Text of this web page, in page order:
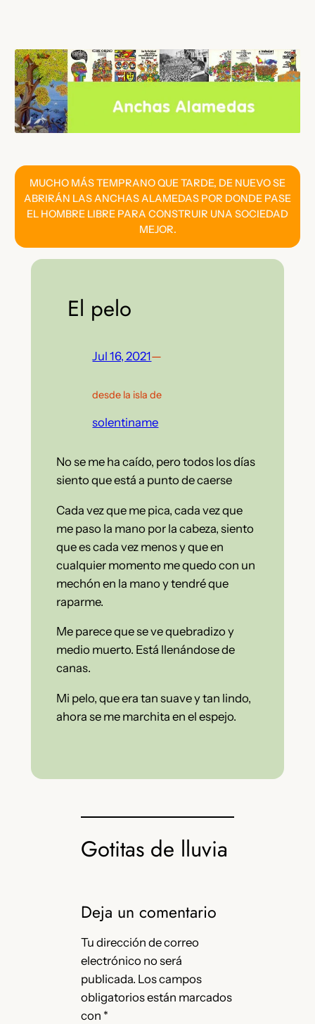
contenido
MUCHO MÁS TEMPRANO QUE TARDE, DE NUEVO SE
ABRIRÁN LAS ANCHAS ALAMEDAS POR DONDE PASE
EL HOMBRE LIBRE PARA CONSTRUIR UNA SOCIEDAD
MEJOR.
El pelo
Jul 16, 2021—
desde la isla de
solentiname
No se me ha caído, pero todos los días
siento que está a punto de caerse
Cada vez que me pica, cada vez que
me paso la mano por la cabeza, siento
que es cada vez menos y que en
cualquier momento me quedo con un
mechón en la mano y tendré que
raparme.
Me parece que se ve quebradizo y
medio muerto. Está llenándose de
canas.
Mi pelo, que era tan suave y tan lindo,
ahora se me marchita en el espejo.
Gotitas de lluvia
Deja un comentario
Tu dirección de correo
electrónico no será
publicada. Los campos
obligatorios están marcados
con *